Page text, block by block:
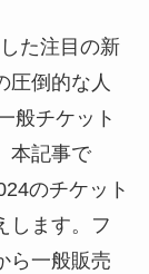
た注目の新
圧倒的な人
般チケット
本記事で
のチケット
します。フ
ら一般販売